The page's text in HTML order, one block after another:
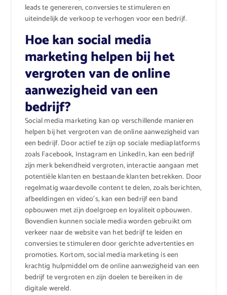
leads te genereren, conversies te stimuleren en
uiteindelijk de verkoop te verhogen voor een bedrijf.
Hoe kan social media
marketing helpen bij het
vergroten van de online
aanwezigheid van een
bedrijf?
Social media marketing kan op verschillende manieren
helpen bij het vergroten van de online aanwezigheid van
een bedrijf. Door actief te zijn op sociale mediaplatforms
zoals Facebook, Instagram en LinkedIn, kan een bedrijf
zijn merk bekendheid vergroten, interactie aangaan met
potentiële klanten en bestaande klanten betrekken. Door
regelmatig waardevolle content te delen, zoals berichten,
afbeeldingen en video’s, kan een bedrijf een band
opbouwen met zijn doelgroep en loyaliteit opbouwen.
Bovendien kunnen sociale media worden gebruikt om
verkeer naar de website van het bedrijf te leiden en
conversies te stimuleren door gerichte advertenties en
promoties. Kortom, social media marketing is een
krachtig hulpmiddel om de online aanwezigheid van een
bedrijf te vergroten en zijn doelen te bereiken in de
digitale wereld.